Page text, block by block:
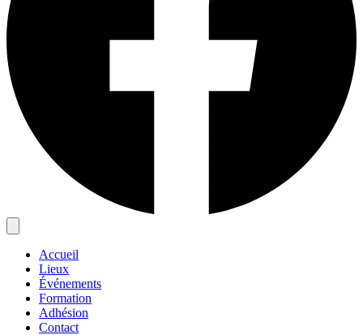
Accueil
Lieux
Événements
Formation
Adhésion
Contact